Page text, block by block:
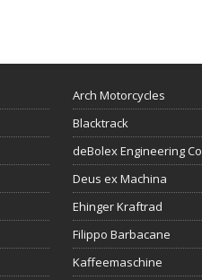
Arch Motorcycles
Blacktrack
deBolex Engineering Co
Deus ex Machina
Ehinger Kraftrad
Filippo Barbacane
Kaffeemaschine